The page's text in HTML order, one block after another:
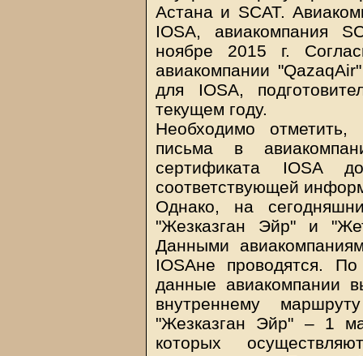
Астана и SCAT.
IOSA, авиакомпания
ноябре 2015 г.
авиакомпании
для IOSA,
текущем году.
Необходимо
письма в
сертификата IOSA
соответствующей
Однако, на
"Жезказган Эйр" и
Данными
IOSAне проводятся.
данные авиакомпании
внутреннему
"Жезказган Эйр" – 1
которых